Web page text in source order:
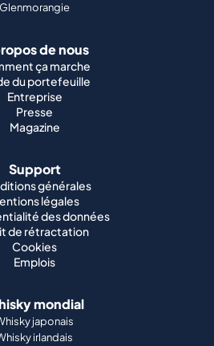
Glenmorangie
de nous
ça marche
du portefeuille
Entreprise
Presse
Magazine
Support
générales
légales
des données
de rétractation
Cookies
Emplois
mondial
japonais
irlandais